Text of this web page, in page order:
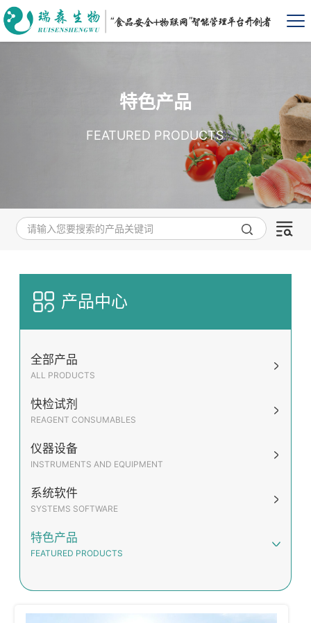
特色产品
FEATURED PRODUCTS
产品中心
全部产品
ALL PRODUCTS
快检试剂
REAGENT CONSUMABLES
仪器设备
INSTRUMENTS AND EQUIPMENT
系统软件
SYSTEMS SOFTWARE
特色产品
FEATURED PRODUCTS